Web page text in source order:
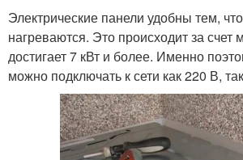
Электрические панели удобны тем,
нагреваются. Это происходит за счет
достигает 7 кВт и более. Именно
можно подключать к сети как 220 В,